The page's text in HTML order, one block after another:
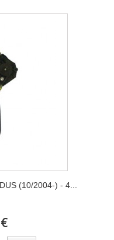
(10/2004-) - 4...